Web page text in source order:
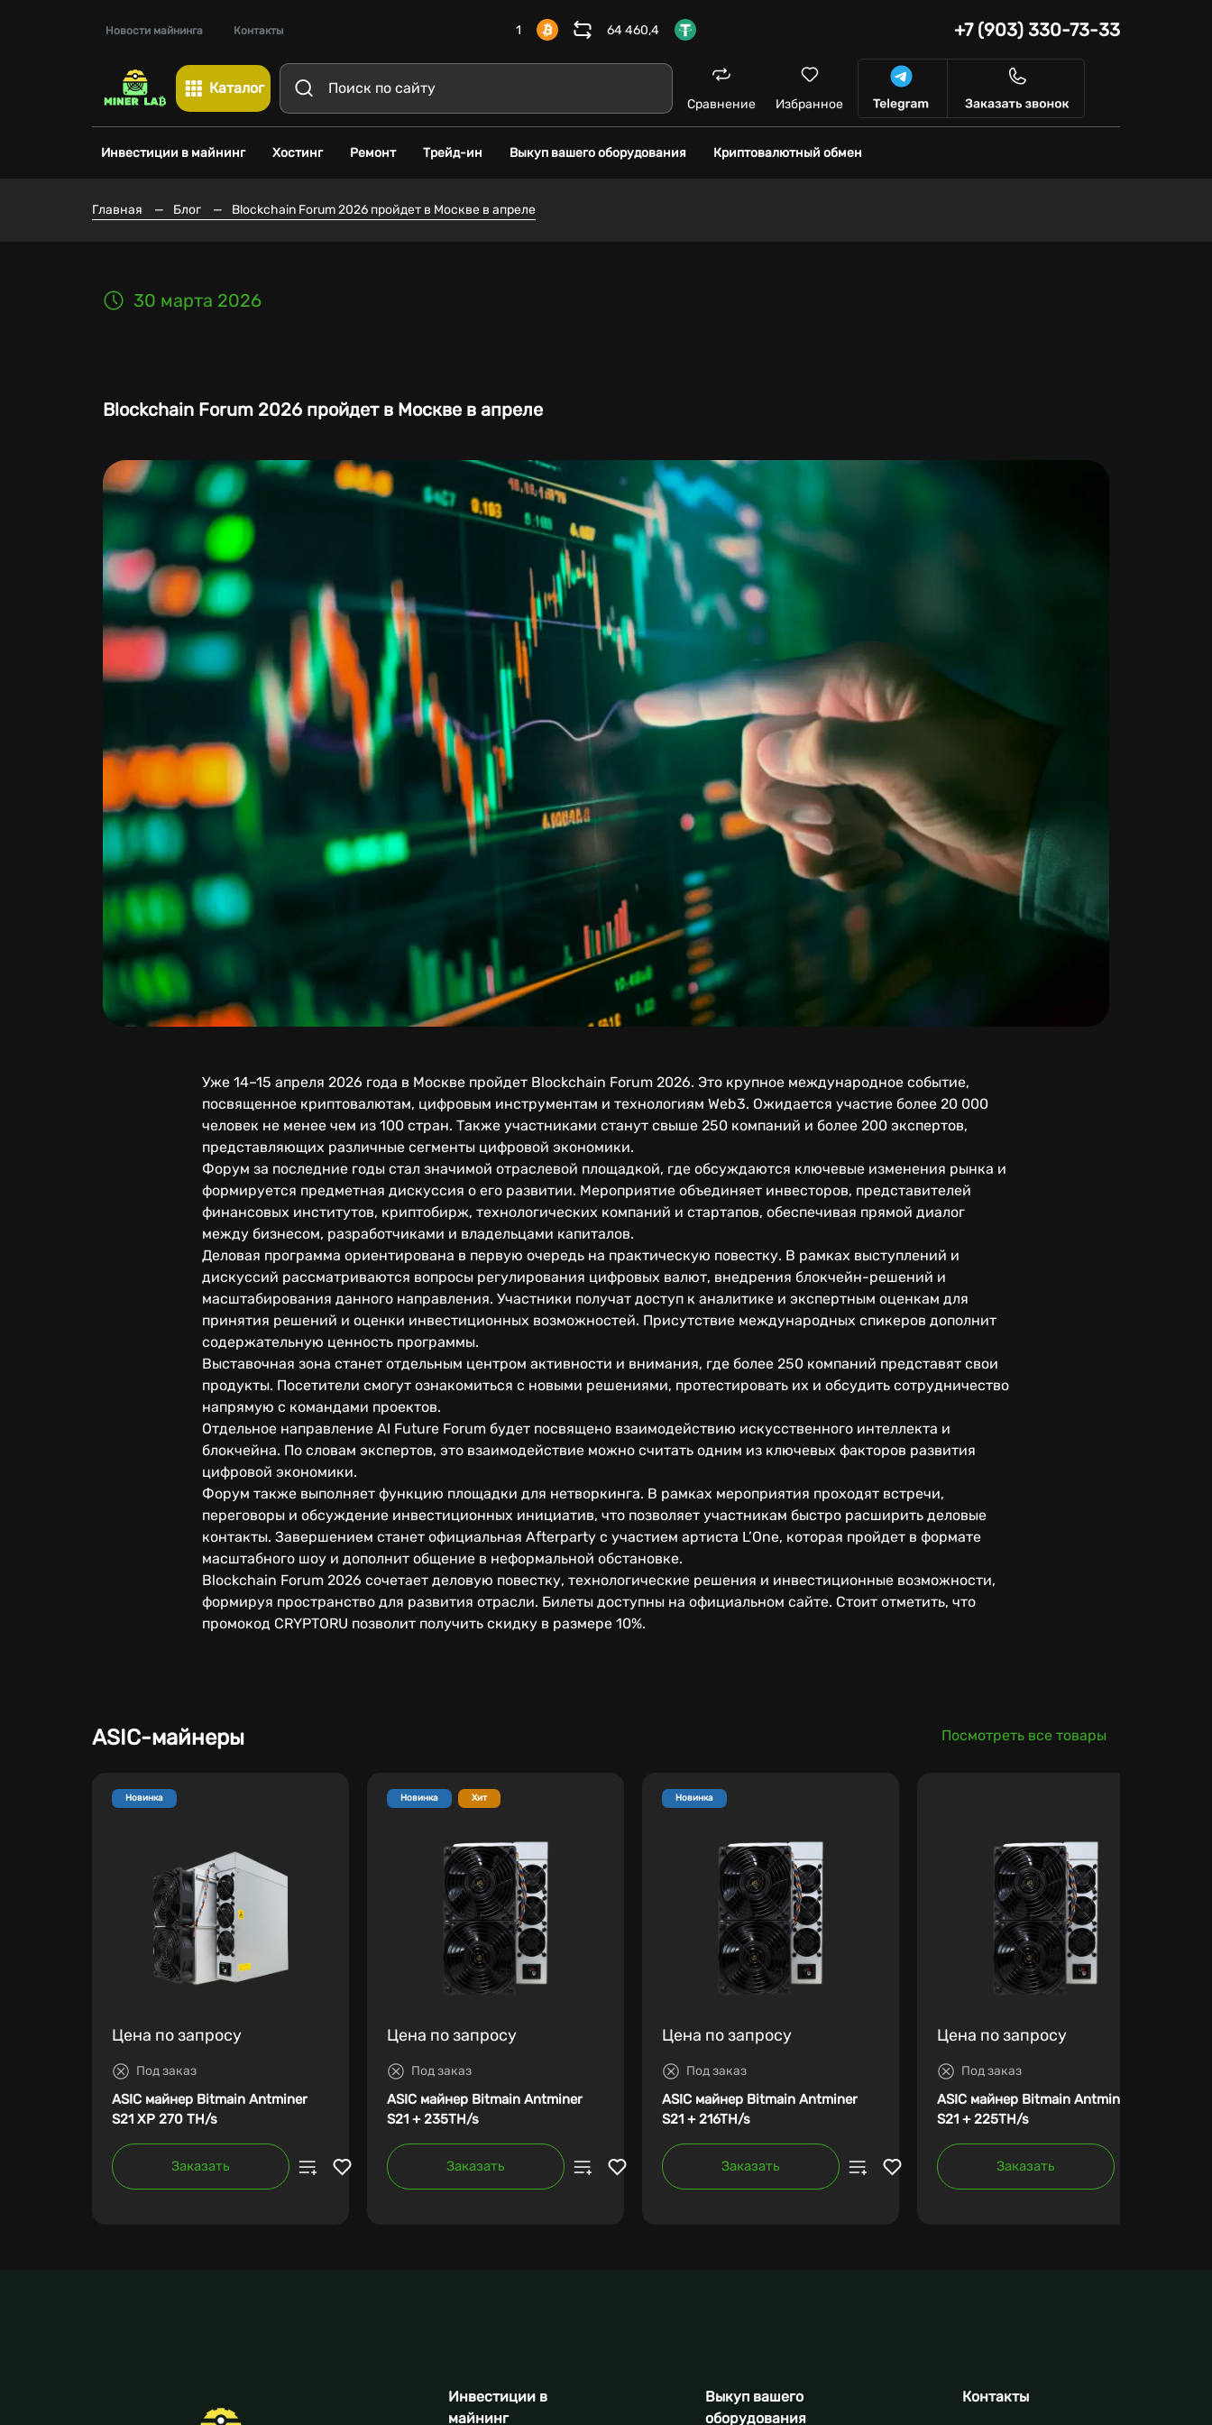
Новости майнинга Контакты 1 64 460,4 +7 (903) 330-73-33
Каталог
Сравнение Избранное
Инвестиции в майнинг Хостинг Ремонт Трейд-ин Выкуп вашего оборудования Криптовалютный обмен
Главная — Блог — Blockchain Forum 2026 пройдет в Москве в апреле
30 марта 2026
Blockchain Forum 2026 пройдет в Москве в апреле
Уже 14–15 апреля 2026 года в Москве пройдет Blockchain Forum 2026. Это крупное международное событие,
посвященное криптовалютам, цифровым инструментам и технологиям Web3. Ожидается участие более 20 000
человек не менее чем из 100 стран. Также участниками станут свыше 250 компаний и более 200 экспертов,
представляющих различные сегменты цифровой экономики.
Форум за последние годы стал значимой отраслевой площадкой, где обсуждаются ключевые изменения рынка и
формируется предметная дискуссия о его развитии. Мероприятие объединяет инвесторов, представителей
финансовых институтов, криптобирж, технологических компаний и стартапов, обеспечивая прямой диалог
между бизнесом, разработчиками и владельцами капиталов.
Деловая программа ориентирована в первую очередь на практическую повестку. В рамках выступлений и
дискуссий рассматриваются вопросы регулирования цифровых валют, внедрения блокчейн-решений и
масштабирования данного направления. Участники получат доступ к аналитике и экспертным оценкам для
принятия решений и оценки инвестиционных возможностей. Присутствие международных спикеров дополнит
содержательную ценность программы.
Выставочная зона станет отдельным центром активности и внимания, где более 250 компаний представят свои
продукты. Посетители смогут ознакомиться с новыми решениями, протестировать их и обсудить сотрудничество
напрямую с командами проектов.
Отдельное направление AI Future Forum будет посвящено взаимодействию искусственного интеллекта и
блокчейна. По словам экспертов, это взаимодействие можно считать одним из ключевых факторов развития
цифровой экономики.
Форум также выполняет функцию площадки для нетворкинга. В рамках мероприятия проходят встречи,
переговоры и обсуждение инвестиционных инициатив, что позволяет участникам быстро расширить деловые
контакты. Завершением станет официальная Afterparty с участием артиста L’One, которая пройдет в формате
масштабного шоу и дополнит общение в неформальной обстановке.
Blockchain Forum 2026 сочетает деловую повестку, технологические решения и инвестиционные возможности,
формируя пространство для развития отрасли. Билеты доступны на официальном сайте. Стоит отметить, что
промокод CRYPTORU позволит получить скидку в размере 10%.
ASIC-майнеры Посмотреть все товары
Новинка
Цена по запросу
Под заказ
ASIC майнер Bitmain Antminer
S21 XP 270 TH/s
Заказать
Новинка Хит
Цена по запросу
Под заказ
ASIC майнер Bitmain Antminer
S21 + 235TH/s
Заказать
Новинка
Цена по запросу
Под заказ
ASIC майнер Bitmain Antminer
S21 + 216TH/s
Заказать
Цена по запросу
Под заказ
ASIC майнер Bitmain Antminer
S21 + 225TH/s
Заказать
Инвестиции в
майнинг
Выкуп вашего
оборудования
Контакты